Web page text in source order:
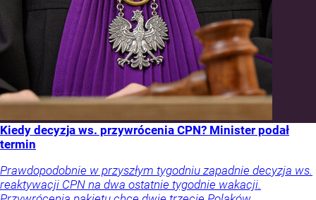
Kiedy decyzja ws. przywrócenia CPN? Minister podał
termin
Prawdopodobnie w przyszłym tygodniu zapadnie decyzja ws.
reaktywacji CPN na dwa ostatnie tygodnie wakacji.